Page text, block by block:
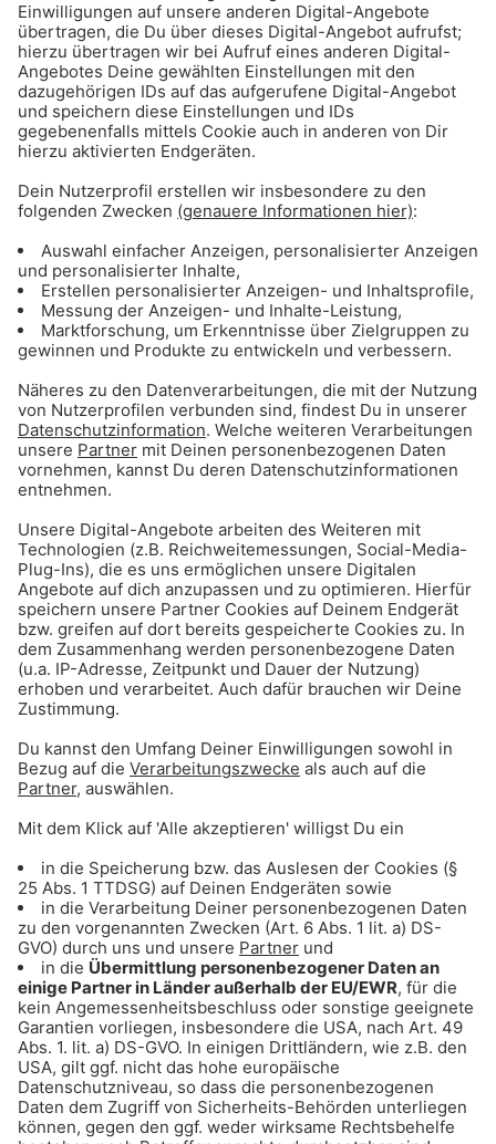
MICHAEL PATRICK KELLY - BLURRY EYES
Mikes Hit-Tipp
Ed Sheeran und Elton John - Merry Christmas
Mikes Hit-Tipp
Jason Derulo - Acapulco
Mikes Hit-Tipp